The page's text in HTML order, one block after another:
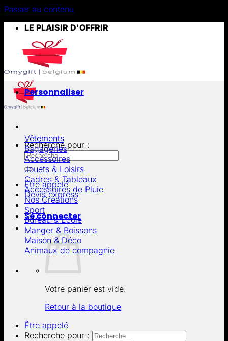
Passer au contenu
LE PLAISIR D'OFFRIR
Recherche pour :
Être appelé
Devis express
Se connecter
Votre panier est vide.
Retour à la boutique
Être appelé
Recherche pour :
Personnaliser
Vêtements
Bagageries
Accessoires
Jouets & Loisirs
Cadres & Tableaux
Accessoires de Pluie
Nos Créations
Sport
Bureau & École
Manger & Boissons
Maison & Déco
Animaux de compagnie